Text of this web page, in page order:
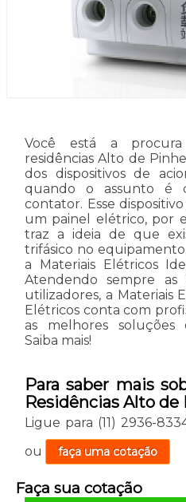
Você está a
residências Alto de
dos dispositivos de
quando o assunto é
contator. Esse
um painel elétrico, por
traz a ideia de que
trifásico no
a Materiais Elétricos
Atendendo sempre as
utilizadores, a Materiais
Elétricos conta com
as melhores soluções
Saiba mais!
Para saber mais
Residências Alto de
Ligue para (11) 2936-
ou
faça uma cotação
Faça sua cotação